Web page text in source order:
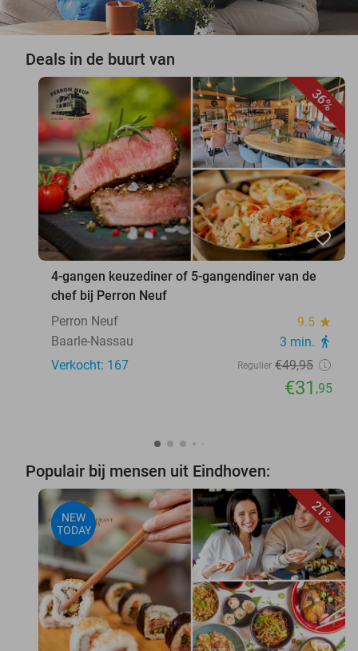
Deals in de buurt van
36%
favorite_border
4-gangen keuzediner of 5-gangendiner van de
chef bij Perron Neuf
Perron Neuf
9.5 star
Baarle-Nassau 3 min. directions_walk
Verkocht: 167 Regulier €49,95
€31 ,95
Populair bij mensen uit Eindhoven:
21%
NEW
TODAY